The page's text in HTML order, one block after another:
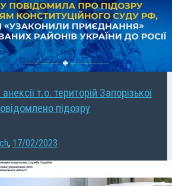
т.о. територій Запорізької
підозру
, 17/02/2023